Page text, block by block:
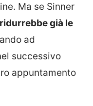
Ma se Sinner
ridurrebbe già le
ad
successivo
appuntamento